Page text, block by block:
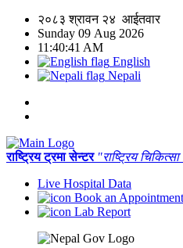
२०८३ श्रावन २४ आईतवार
Sunday 09 Aug 2026
11:40:41 AM
English
Nepali
राष्ट्रिय ट्रमा सेन्टर "राष्ट्रिय चिकित्सा
Live Hospital Data
Book an Appointment
Lab Report